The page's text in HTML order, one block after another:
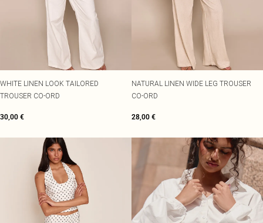
WHITE LINEN LOOK TAILORED
TROUSER CO-ORD
30,00 €
NATURAL LINEN WIDE LEG TROUSER
CO-ORD
28,00 €